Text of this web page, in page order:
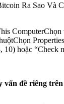
Ra Sao Và
ComputerChọn
10) hoặc “Check
vấn đề riêng